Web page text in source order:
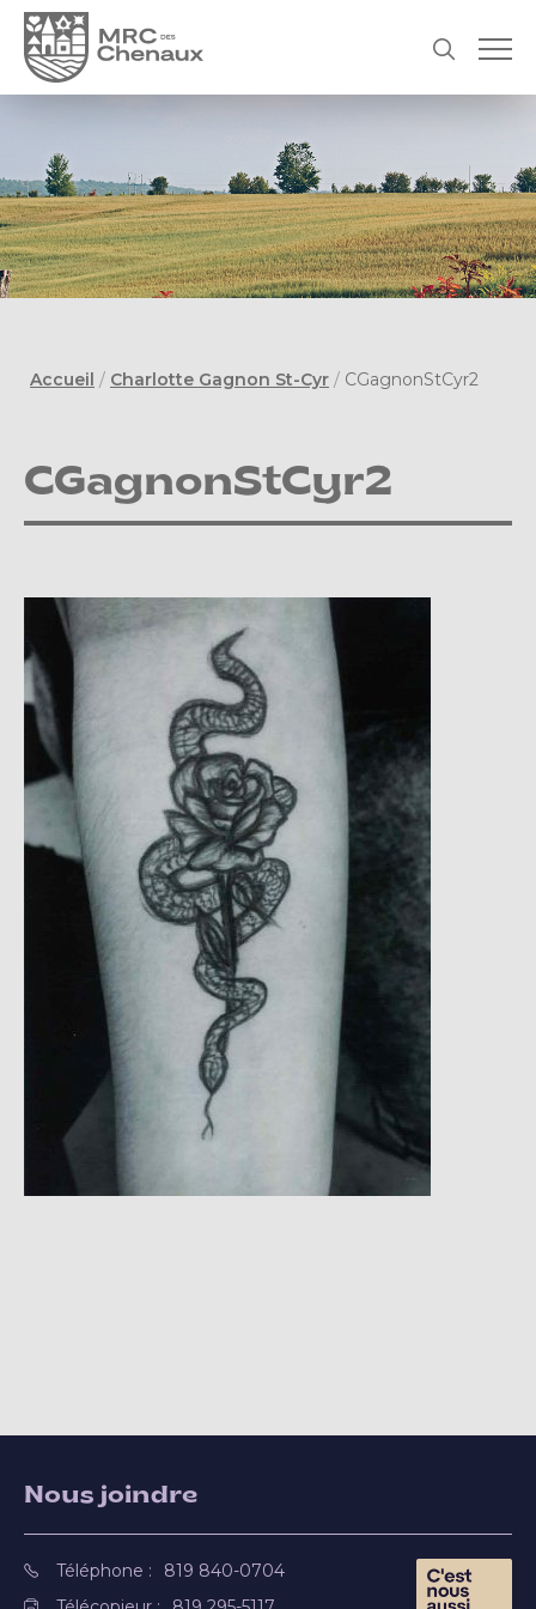
Accueil / Charlotte Gagnon St-Cyr / CGagnonStCyr2
CGagnonStCyr2
Nous joindre
Téléphone :
819 840-0704